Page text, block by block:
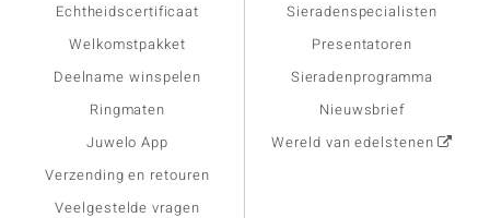
Echtheidscertificaat
Welkomstpakket
Deelname winspelen
Ringmaten
Juwelo App
Verzending en retouren
Veelgestelde vragen
Sieradenspecialisten
Presentatoren
Sieradenprogramma
Nieuwsbrief
Wereld van edelstenen